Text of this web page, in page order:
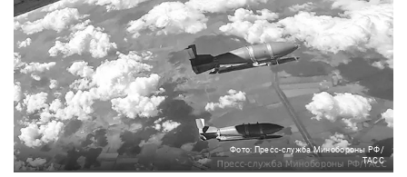
Фото: Пресс-служба Минобороны РФ/
ТАСС